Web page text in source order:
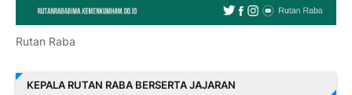
Rutan Raba
KEPALA RUTAN RABA BERSERTA JAJARAN